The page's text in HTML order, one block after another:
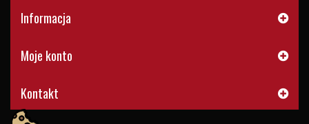
Informacja
Moje konto
Kontakt